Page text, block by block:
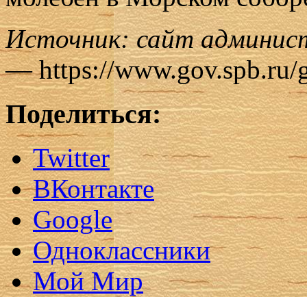
Источник: сайт
— https://www.gov.spb.ru/
Поделиться:
Twitter
ВКонтакте
Google
Одноклассники
Мой Мир